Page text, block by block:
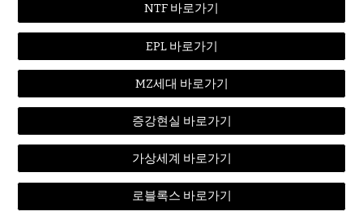
NTF 바로가기
EPL 바로가기
MZ세대 바로가기
증강현실 바로가기
가상세계 바로가기
로블록스 바로가기